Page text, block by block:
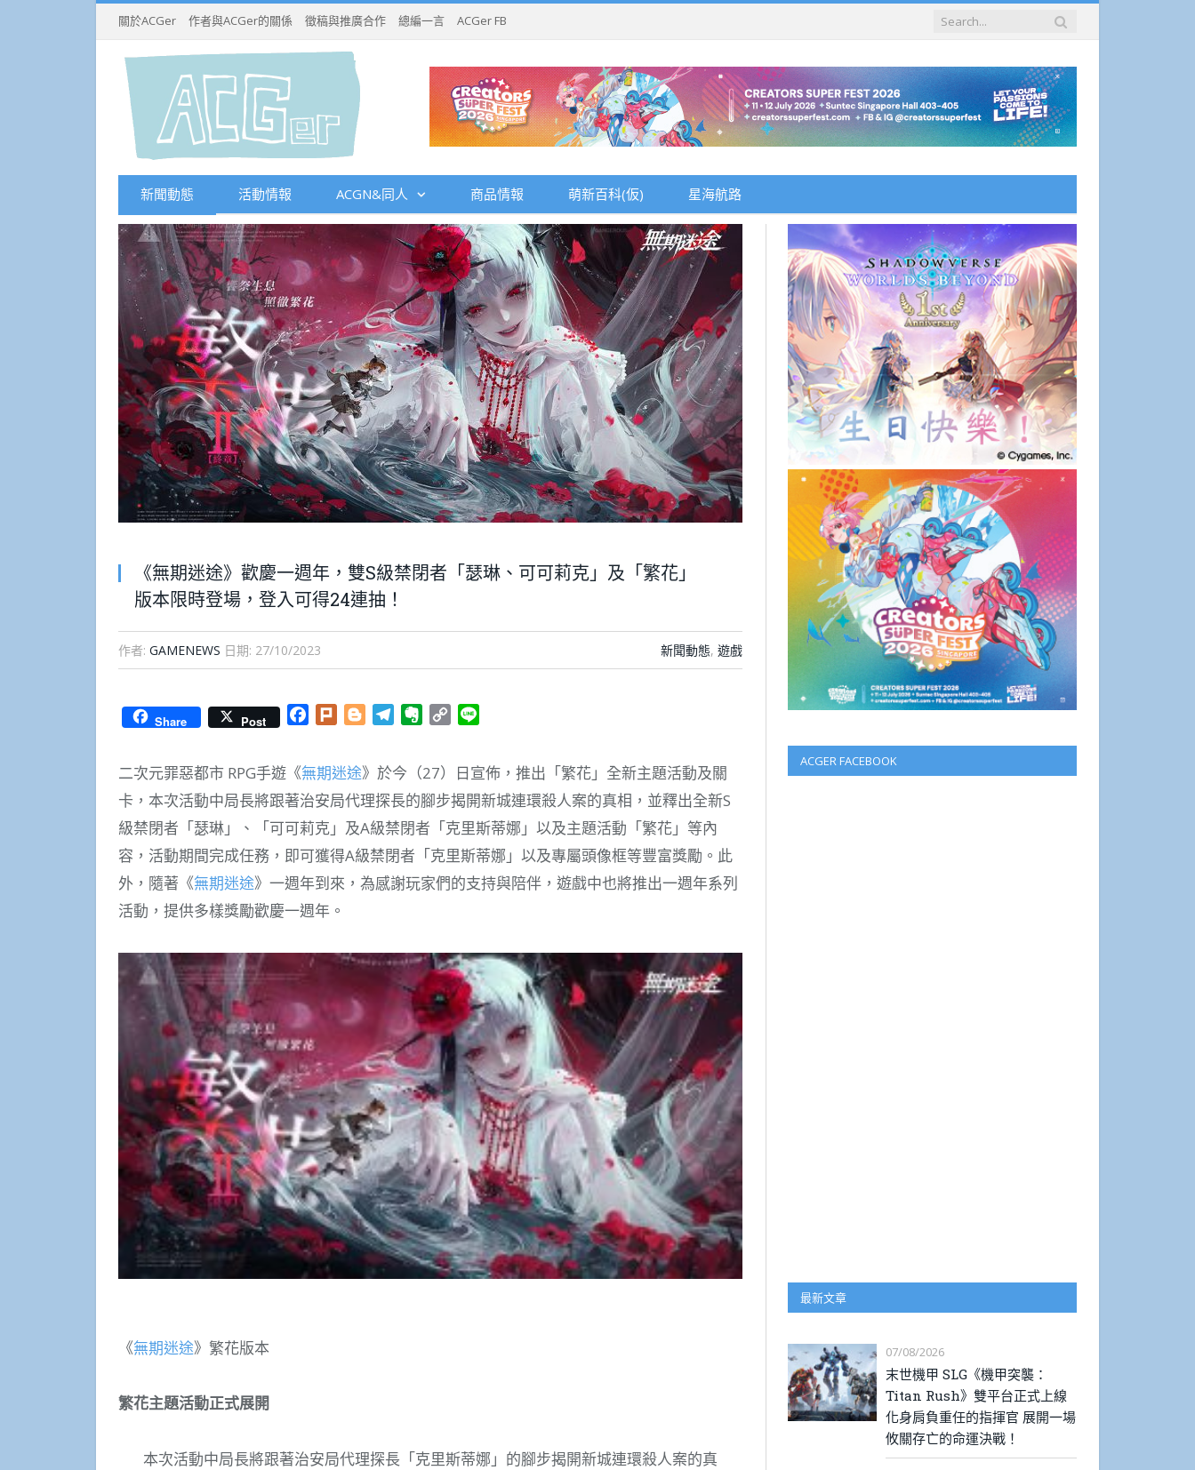
關於ACGer 作者與ACGer的關係 徵稿與推廣合作 總編一言 ACGer FB
新聞動態 活動情報 ACGN&同人 商品情報 萌新百科(仮) 星海航路
《無期迷途》歡慶一週年，雙S級禁閉者「瑟琳、可可莉克」及「繁花」
版本限時登場，登入可得24連抽！
作者: GAMENEWS 日期: 27/10/2023 新聞動態, 遊戲
Share Post Facebook
Plurk BloggerTelegramEvernote
Copy
二次元罪惡都市 RPG手遊《無期迷途》於今（27）日宣佈，推出「繁花」全新主題活動及關
卡，本次活動中局長將跟著治安局代理探長的腳步揭開新城連環殺人案的真相，並釋出全新S
級禁閉者「瑟琳」、「可可莉克」及A級禁閉者「克里斯蒂娜」以及主題活動「繁花」等內
容，活動期間完成任務，即可獲得A級禁閉者「克里斯蒂娜」以及專屬頭像框等豐富獎勵。此
外，隨著《無期迷途》一週年到來，為感謝玩家們的支持與陪伴，遊戲中也將推出一週年系列
活動，提供多樣獎勵歡慶一週年。
《無期迷途》繁花版本
繁花主題活動正式展開
本次活動中局長將跟著治安局代理探長「克里斯蒂娜」的腳步揭開新城連環殺人案的真
ACGER FACEBOOK
最新文章
07/08/2026
末世機甲 SLG《機甲突襲：
Titan Rush》雙平台正式上線
化身肩負重任的指揮官 展開一場
攸關存亡的命運決戰！